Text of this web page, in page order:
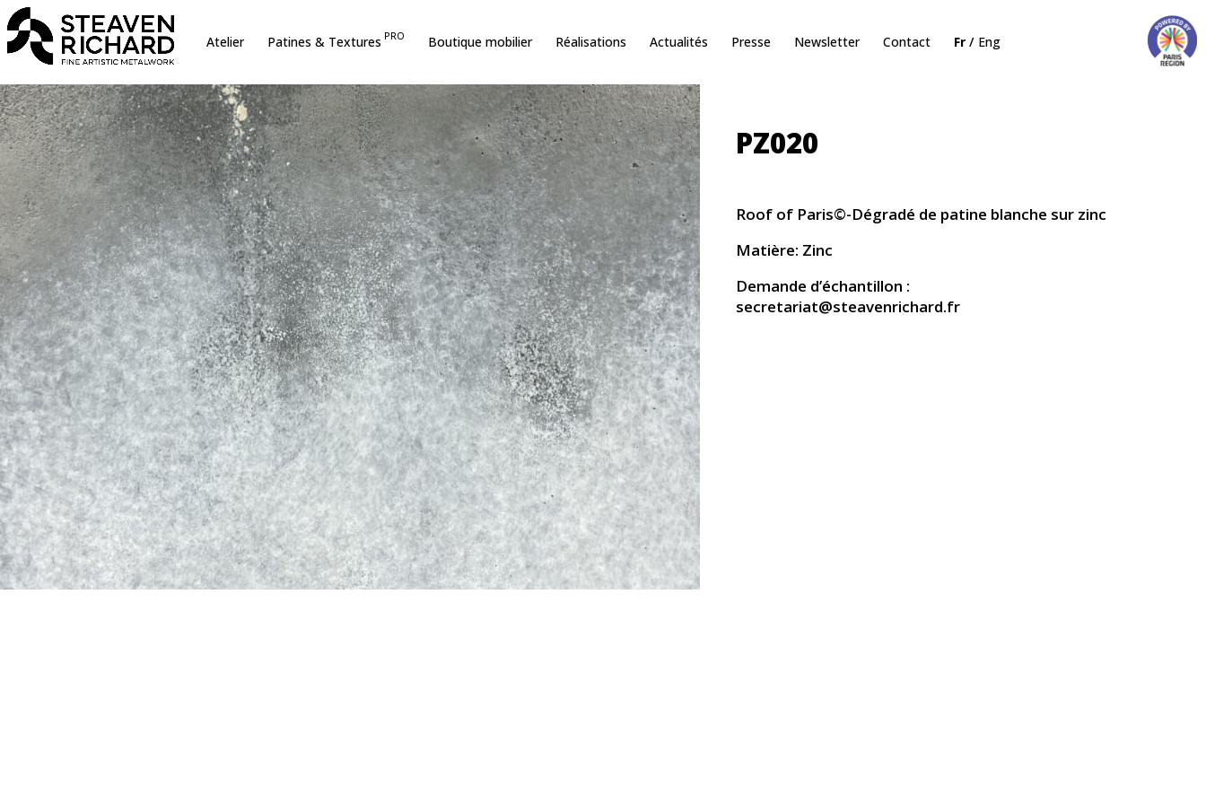
Atelier Patines & Textures PRO Boutique mobilier Réalisations Actualités Presse Newsletter Contact Fr Eng
sur le site
PZ020
Roof of Paris©-Dégradé de patine blanche sur zinc
Matière: Zinc
Demande d’échantillon :
secretariat@steavenrichard.fr